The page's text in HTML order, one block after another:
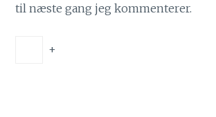
til næste gang jeg kommenterer.
+